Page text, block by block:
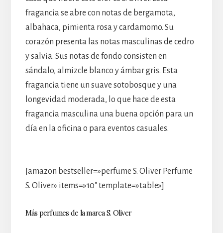
fragancia se abre con notas de bergamota,
albahaca, pimienta rosa y cardamomo. Su
corazón presenta las notas masculinas de cedro
y salvia. Sus notas de fondo consisten en
sándalo, almizcle blanco y ámbar gris. Esta
fragancia tiene un suave sotobosque y una
longevidad moderada, lo que hace de esta
fragancia masculina una buena opción para un
día en la oficina o para eventos casuales.
[amazon bestseller=»perfume S. Oliver Perfume
S. Oliver» items=»10″ template=»table»]
Más perfumes de la marca S. Oliver